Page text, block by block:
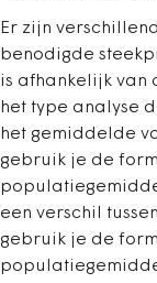
Er zijn
benodigde
is afhankelijk van
het type analyse
het gemiddelde
gebruik je de
een verschil
gebruik je de